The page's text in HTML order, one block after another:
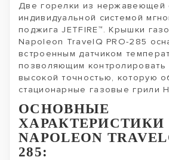
Две горелки из нержавеющей
индивидуальной системой
поджига JETFIRE™. Крышки
Napoleon TravelQ PRO-285
встроенным датчиком
позволяющим
высокой точностью, которую
стационарные газовые грили
ОСНОВНЫЕ
ХАРАКТЕРИСТИКИ
NAPOLEON
285: